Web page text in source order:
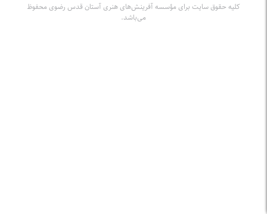
کلیه حقوق سایت برای مؤسسه آفرینش‌های هنری آستان قدس رضوی محفوظ
می‌باشد.